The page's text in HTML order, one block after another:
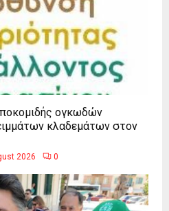
ογκωδών
κλαδεμάτων στον
2026 0